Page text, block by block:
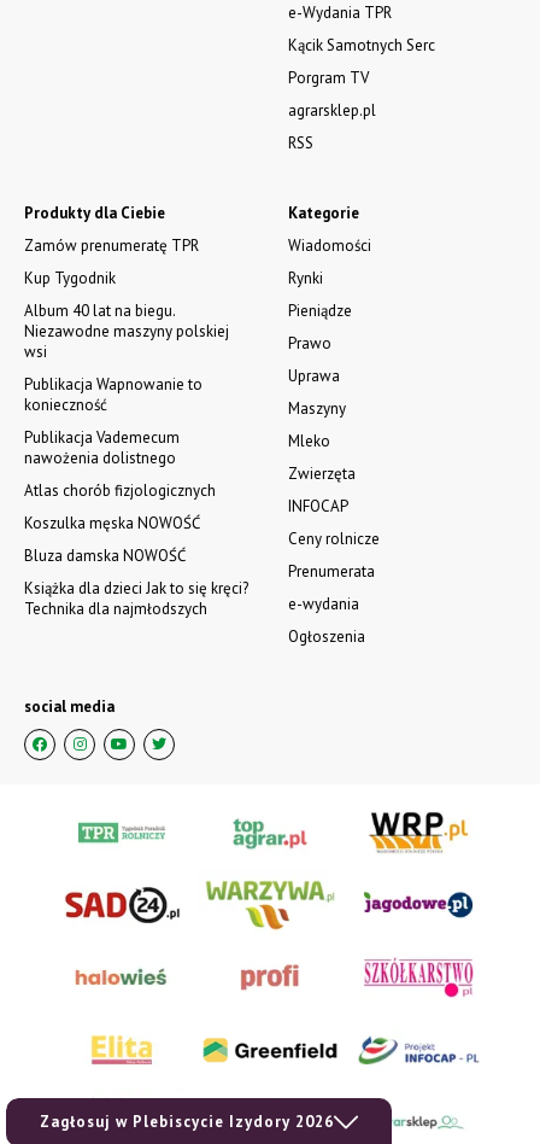
Zagłosuj w Plebiscycie Izydory 2026
Kategorie
Wiadomości
Rynki
Pieniądze
Prawo
Uprawa
Maszyny
Mleko
Zwierzęta
INFOCAP
Ceny rolnicze
Prenumerata
e-wydania
Ogłoszenia
Produkty dla Ciebie
Zamów prenumeratę TPR
Kup Tygodnik
Album 40 lat na biegu.
Niezawodne maszyny polskiej
wsi
Publikacja Wapnowanie to
konieczność
Publikacja Vademecum
nawożenia dolistnego
Atlas chorób fizjologicznych
Koszulka męska NOWOŚĆ
Bluza damska NOWOŚĆ
Książka dla dzieci Jak to się kręci?
Technika dla najmłodszych
e-Wydania TPR
Kącik Samotnych Serc
Porgram TV
agrarsklep.pl
RSS
social media